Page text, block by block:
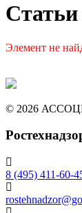
Статьи
Элемент не
© 2026
8 (495) 411-60-